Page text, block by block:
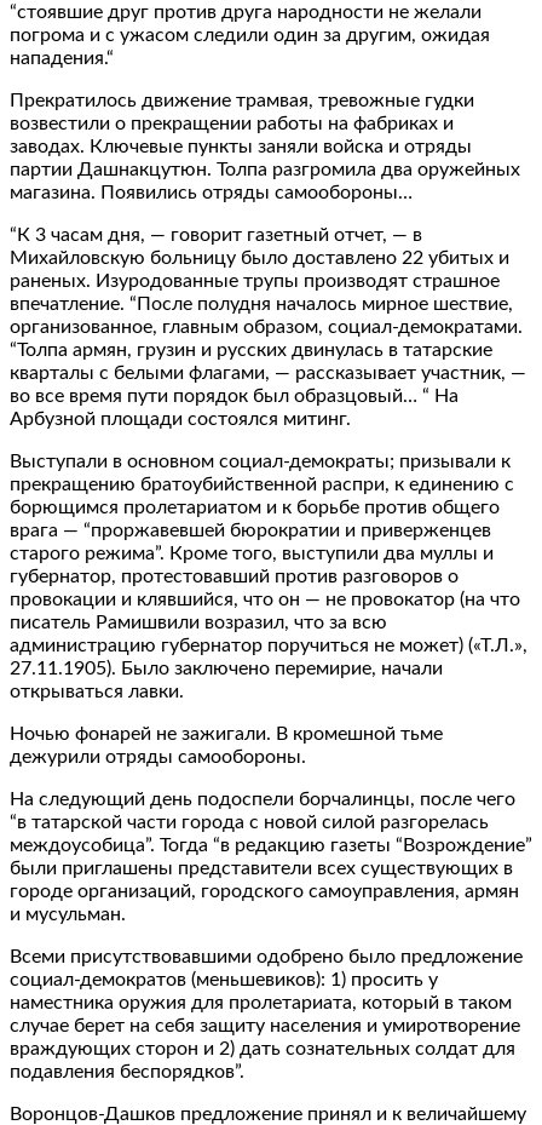
“стоявшие друг против друга народности не желали
погрома и с ужасом следили один за другим, ожидая
нападения.“
Прекратилось движение трамвая, тревожные гудки
возвестили о прекращении работы на фабриках и
заводах. Ключевые пункты заняли войска и отряды
партии Дашнакцутюн. Толпа разгромила два оружейных
магазина. Появились отряды самообороны…
“К 3 часам дня, — говорит газетный отчет, — в
Михайловскую больницу было доставлено 22 убитых и
раненых. Изуродованные трупы производят страшное
впечатление. “После полудня началось мирное шествие,
организованное, главным образом, социал-демократами.
“Толпа армян, грузин и русских двинулась в татарские
кварталы с белыми флагами, — рассказывает участник, —
во все время пути порядок был образцовый… “ На
Арбузной площади состоялся митинг.
Выступали в основном социал-демократы; призывали к
прекращению братоубийственной распри, к единению с
борющимся пролетариатом и к борьбе против общего
врага — “проржавевшей бюрократии и приверженцев
старого режима”. Кроме того, выступили два муллы и
губернатор, протестовавший против разговоров о
провокации и клявшийся, что он — не провокатор (на что
писатель Рамишвили возразил, что за всю
администрацию губернатор поручиться не может) («Т.Л.»,
27.11.1905). Было заключено перемирие, начали
открываться лавки.
Ночью фонарей не зажигали. В кромешной тьме
дежурили отряды самообороны.
На следующий день подоспели борчалинцы, после чего
“в татарской части города с новой силой разгорелась
междоусобица”. Тогда “в редакцию газеты “Возрождение”
были приглашены представители всех существующих в
городе организаций, городского самоуправления, армян
и мусульман.
Всеми присутствовавшими одобрено было предложение
социал-демократов (меньшевиков): 1) просить у
наместника оружия для пролетариата, который в таком
случае берет на себя защиту населения и умиротворение
враждующих сторон и 2) дать сознательных солдат для
подавления беспорядков”.
Воронцов-Дашков предложение принял и к величайшему